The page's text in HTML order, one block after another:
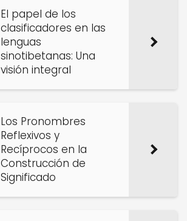
El papel de los
clasificadores en las
lenguas
sinotibetanas: Una
visión integral
Los Pronombres
Reflexivos y
Recíprocos en la
Construcción de
Significado